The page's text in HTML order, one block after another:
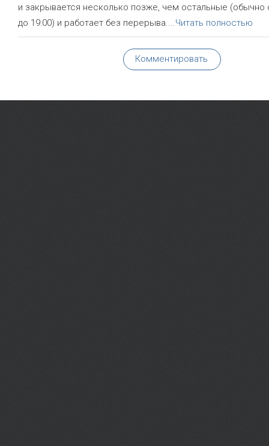
и закрывается несколько позже, чем остальные (обычно
до 19:00) и работает без перерыва....Читать полностью
Комментировать